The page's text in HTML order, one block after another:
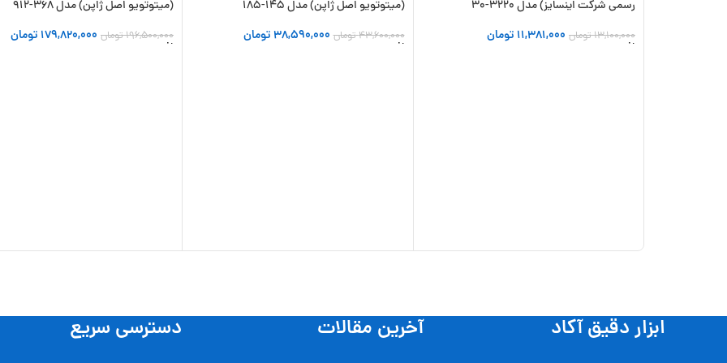
رسمی شرکت اینسایز) مدل 3220-30
13,100,000تومان 11,381,000 تومان
افزودن به سبد خرید
(میتوتویو اصل ژاپن) مدل 145-185
43,600,000تومان 38,590,000تومان
افزودن به سبد خرید
(میتوتویو اصل ژاپن) مدل 368-912
196,500,000تومان 179,820,000 تومان
افزودن به سبد خرید
ابزار دقیق آکاد آخرین مقالات دسترسی سریع